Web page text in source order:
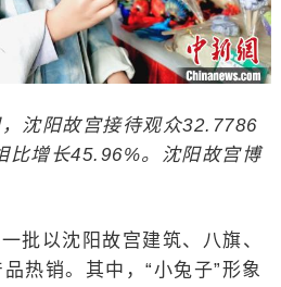
沈阳故宫接待观众32.7786
比增长45.96%。沈阳故宫博
批以沈阳故宫建筑、八旗、
热销。其中，“小兔子”形象